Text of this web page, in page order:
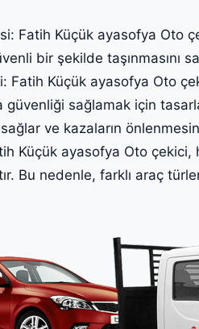
Fatih Küçük ayasofya Oto
bir şekilde taşınmasını
Fatih Küçük ayasofya Oto
güvenliği sağlamak için
sağlar ve kazaların
Küçük ayasofya Oto çekici,
Bu nedenle, farklı araç